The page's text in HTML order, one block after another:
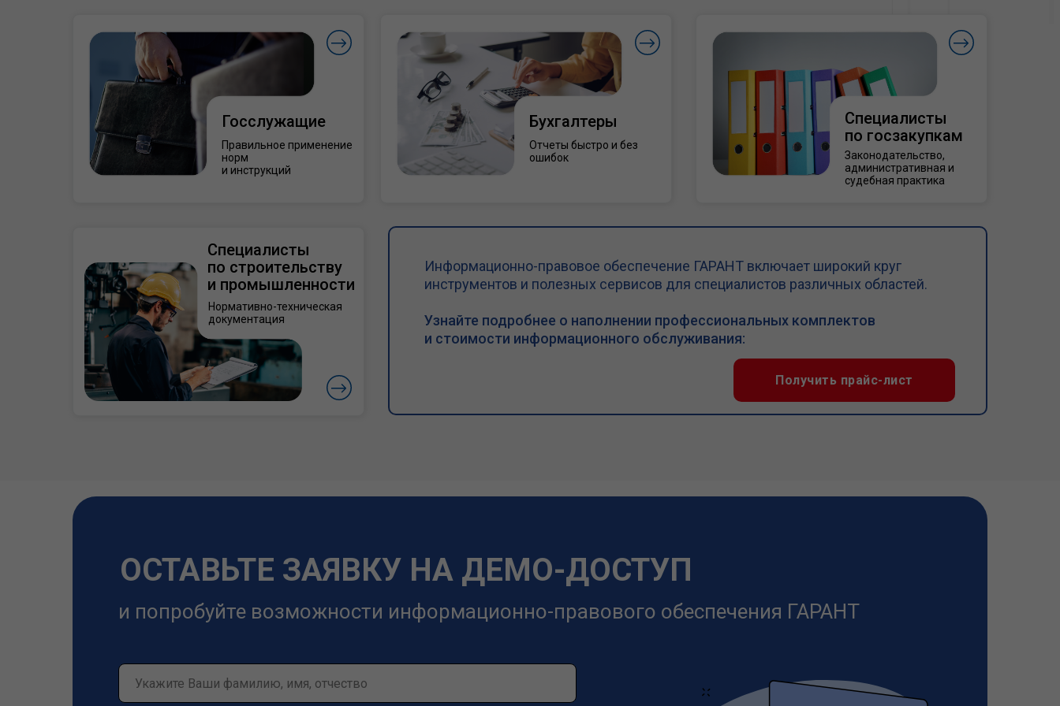
Госслужащие
Правильное применение
норм
и инструкций
Бухгалтеры
Отчеты быстро и без
ошибок
Специалисты
по госзакупкам
Законодательство,
административная и
судебная практика
Получить прайс-лист
Специалисты
по строительству
и промышленности
Нормативно-техническая
документация
Информационно-правовое обеспечение ГАРАНТ включает широкий круг
инструментов и полезных сервисов для специалистов различных областей.
Узнайте подробнее о наполнении профессиональных комплектов
и стоимости информационного обслуживания:
и попробуйте возможности информационно-правового обеспечения ГАРАНТ
ОСТАВЬТЕ ЗАЯВКУ НА ДЕМО-ДОСТУП